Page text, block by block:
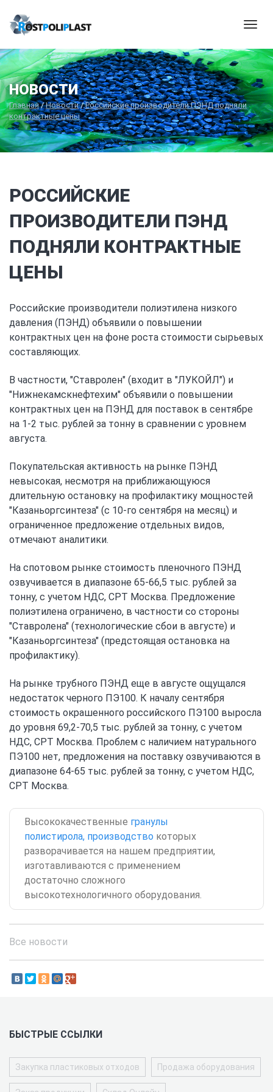
НОВОСТИ
Главная/Новости/Российские производители ПЭНД подняли
контрактные цены
РОССИЙСКИЕ
ПРОИЗВОДИТЕЛИ ПЭНД
ПОДНЯЛИ КОНТРАКТНЫЕ
ЦЕНЫ
Российские производители полиэтилена низкого
давления (ПЭНД) объявили о повышении
контрактных цен на фоне роста стоимости сырьевых
составляющих.
В частности, "Ставролен" (входит в "ЛУКОЙЛ") и
"Нижнекамскнефтехим" объявили о повышении
контрактных цен на ПЭНД для поставок в сентябре
на 1-2 тыс. рублей за тонну в сравнении с уровнем
августа.
Покупательская активность на рынке ПЭНД
невысокая, несмотря на приближающуюся
длительную остановку на профилактику мощностей
"Казаньоргсинтеза" (с 10-го сентября на месяц) и
ограниченное предложение отдельных видов,
отмечают аналитики.
На спотовом рынке стоимость пленочного ПЭНД
озвучивается в диапазоне 65-66,5 тыс. рублей за
тонну, с учетом НДС, СРТ Москва. Предложение
полиэтилена ограничено, в частности со стороны
"Ставролена" (технологические сбои в августе) и
"Казаньоргсинтеза" (предстоящая остановка на
профилактику).
На рынке трубного ПЭНД еще в августе ощущался
недостаток черного ПЭ100. К началу сентября
стоимость окрашенного российского ПЭ100 выросла
до уровня 69,2-70,5 тыс. рублей за тонну, с учетом
НДС, СРТ Москва. Проблем с наличием натурального
ПЭ100 нет, предложения на поставку озвучиваются в
диапазоне 64-65 тыс. рублей за тонну, с учетом НДС,
СРТ Москва.
Высококачественные гранулы
полистирола, производство которых
разворачивается на нашем предприятии,
изготавливаются с применением
достаточно сложного
высокотехнологичного оборудования.
Все новости
БЫСТРЫЕ ССЫЛКИ
Закупка пластиковых отходов Продажа оборудования